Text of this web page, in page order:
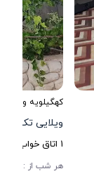
کهگیلویه و
ویلایی تک
1 اتاق خواب .
هر شب از :